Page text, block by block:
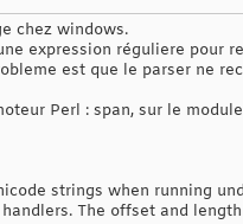
chez windows.
expression réguliere pour
est que le parser ne
Perl : span, sur le
strings when running
The offset and